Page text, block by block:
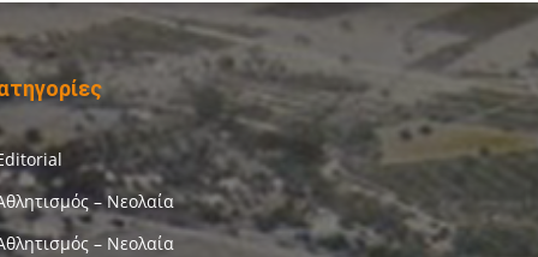
– Νεολαία
– Νεολαία